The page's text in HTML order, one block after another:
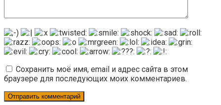
Сохранить моё имя, email и адрес сайта в этом
браузере для последующих моих комментариев.